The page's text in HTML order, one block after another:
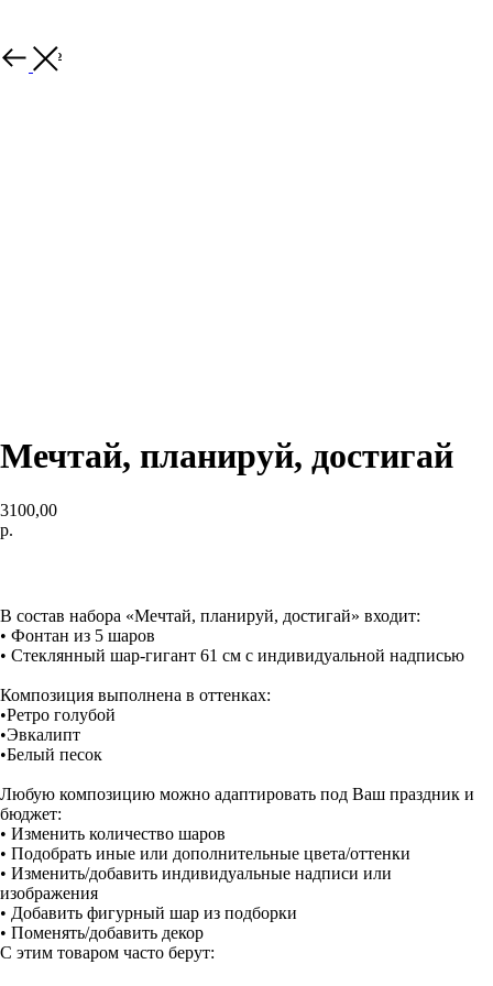
Закрыть
Мечтай, планируй, достигай
3100,00
р.
В состав набора «Мечтай, планируй, достигай» входит:
• Фонтан из 5 шаров
• Стеклянный шар-гигант 61 см с индивидуальной надписью
Композиция выполнена в оттенках:
•Ретро голубой
•Эвкалипт
•Белый песок
Любую композицию можно адаптировать под Ваш праздник и
бюджет:
• Изменить количество шаров
• Подобрать иные или дополнительные цвета/оттенки
• Изменить/добавить индивидуальные надписи или
изображения
• Добавить фигурный шар из подборки
• Поменять/добавить декор
С этим товаром часто берут: